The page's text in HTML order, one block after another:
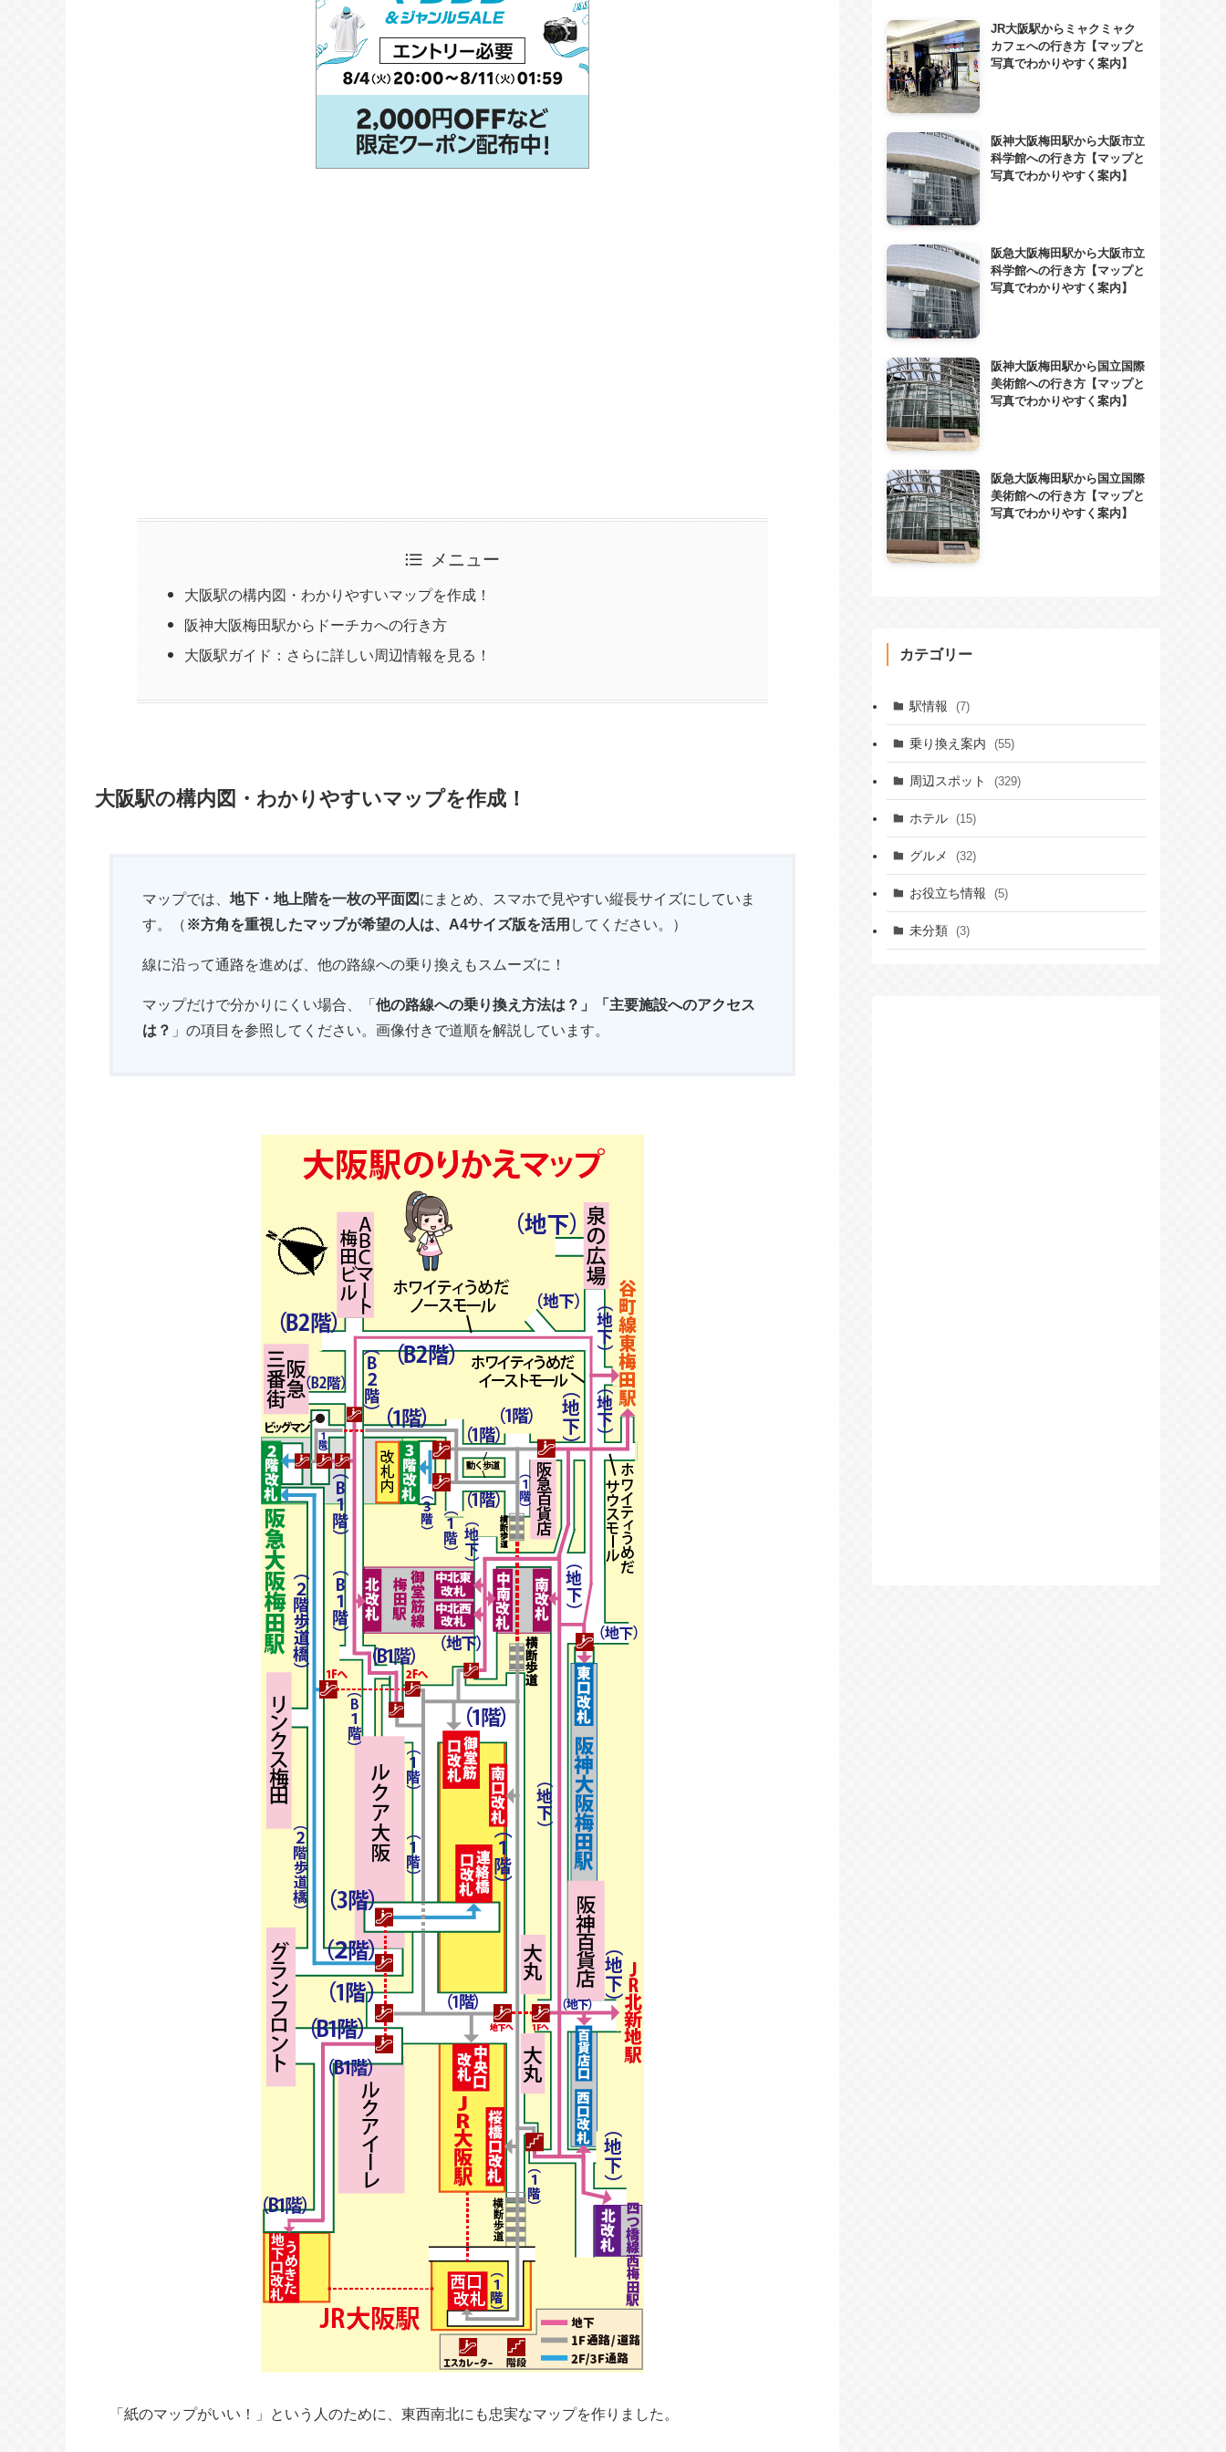
メニュー
大阪駅の構内図・わかりやすいマップを作成！
阪神大阪梅田駅からドーチカへの行き方
大阪駅ガイド：さらに詳しい周辺情報を見る！
大阪駅の構内図・わかりやすいマップを作成！
マップでは、 地下・地上階を一枚の平面図 にまとめ、スマホで見やすい縦長サイズにしていま
す。（ ※方角を重視したマップが希望の人は、A4サイズ版を活用 してください。）
線に沿って通路を進めば、他の路線への乗り換えもスムーズに！
マップだけで分かりにくい場合、「 他の路線への乗り換え方法は？」「主要施設へのアクセス
は？ 」の項目を参照してください。画像付きで道順を解説しています。
「紙のマップがいい！」という人のために、東西南北にも忠実なマップを作りました。
JR大阪駅からミャクミャク
カフェへの行き方【マップと
写真でわかりやすく案内】
阪神大阪梅田駅から大阪市立
科学館への行き方【マップと
写真でわかりやすく案内】
阪急大阪梅田駅から大阪市立
科学館への行き方【マップと
写真でわかりやすく案内】
阪神大阪梅田駅から国立国際
美術館への行き方【マップと
写真でわかりやすく案内】
阪急大阪梅田駅から国立国際
美術館への行き方【マップと
写真でわかりやすく案内】
カテゴリー
駅情報 (7)
乗り換え案内 (55)
周辺スポット (329)
ホテル (15)
グルメ (32)
お役立ち情報 (5)
未分類 (3)